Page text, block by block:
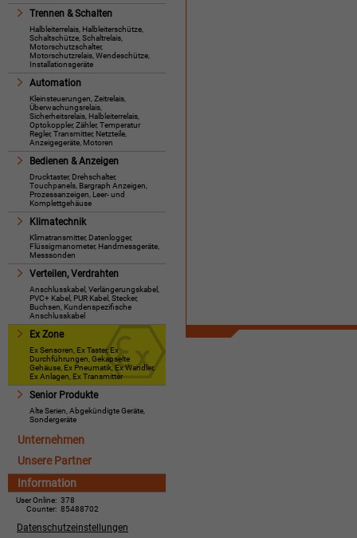
Trennen & Schalten
Halbleiterrelais, Halbleiterschütze,
Schaltschütze, Schaltrelais,
Motorschutzschalter,
Motorschutzrelais, Wendeschütze,
Installationsgeräte
Automation
Kleinsteuerungen, Zeitrelais,
Überwachungsrelais,
Sicherheitsrelais, Halbleiterrelais,
Optokoppler, Zähler, Temperatur
Regler, Transmitter, Netzteile,
Anzeigegeräte, Motoren
Bedienen & Anzeigen
Drucktaster, Drehschalter,
Touchpanels, Bargraph Anzeigen,
Prozessanzeigen, Leer- und
Komplettgehäuse
Klimatechnik
Klimatransmitter, Datenlogger,
Flüssigmanometer, Handmessgeräte,
Messsonden
Verteilen, Verdrahten
Anschlusskabel, Verlängerungskabel,
PVC+ Kabel, PUR Kabel, Stecker,
Buchsen, Kundenspezifische
Anschlusskabel
Ex Zone
Ex Sensoren, Ex Taster, Ex
Durchführungen, Gekapselte
Gehäuse, Ex Pneumatik, Ex Wandler,
Ex Anlagen, Ex Transmitter
Senior Produkte
Alte Serien, Abgekündigte Geräte,
Sondergeräte
Unternehmen
Unsere Partner
Information
User Online: 378
Counter: 85488702
Datenschutzeinstellungen